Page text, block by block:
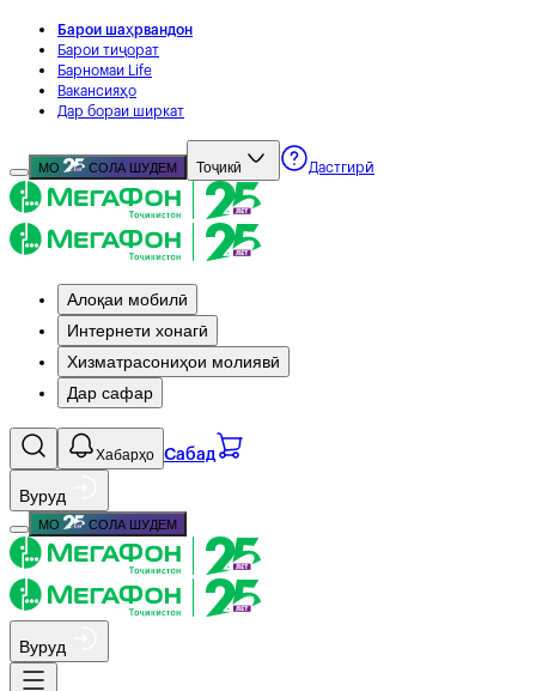
Барои шаҳрвандон
Барои тиҷорат
Барномаи Life
Вакансияҳо
Дар бораи ширкат
МО СОЛА ШУДЕМ Тоҷикӣ Дастгирӣ
Алоқаи мобилӣ
Интернети хонагӣ
Хизматрасониҳои молиявӣ
Дар сафар
Хабарҳо Сабад
Вуруд
МО СОЛА ШУДЕМ
Вуруд